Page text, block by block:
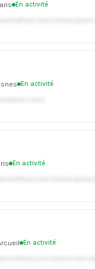
En activité
En activité
En activité
En activité